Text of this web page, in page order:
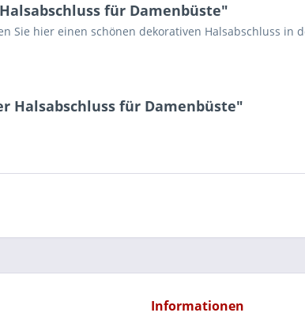
für Damenbüste"
Sie hier einen schönen dekorativen Halsabschluss in
Halsabschluss für Damenbüste"
Informationen